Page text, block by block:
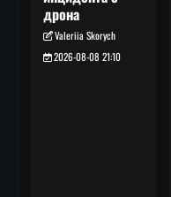
дрона
Valeriia Skorych
2026-08-08 21:10